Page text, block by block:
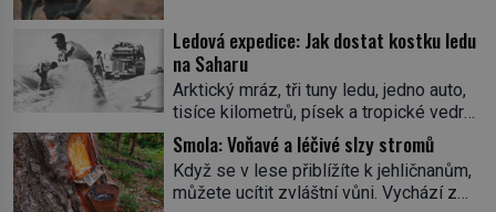
skrývá směs s názvem lučavka
královská. Svůj přídomek nemá pro nic
za nic, […]
jediného zástupce zvířecí říše – kabara
pižmového. V Evropě ho jako první
popíše švédský botanik Carl Linné
(1707–1778), jenže v Asii o něm ví už
celá staletí. Zvíře připomíná jelena,
v kohoutku dosahuje […]
Ledová expedice: Jak dostat kostku ledu
na Saharu
Arktický mráz, tři tuny ledu, jedno auto,
tisíce kilometrů, písek a tropické vedro.
To je ve zkratce zdánlivě nesplnitelná
výzva, která se promění v úžasné
dobrodružství a důkaz, že nic není
nemožné. Vše začíná na podzim 1958
Smola: Voňavé a léčivé slzy stromů
Když se v lese přiblížíte k jehličnanům,
můžete ucítit zvláštní vůni. Vychází z